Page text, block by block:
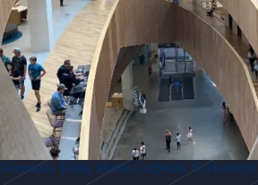
Venenatis Tellus Metus Culputate Scelerisque